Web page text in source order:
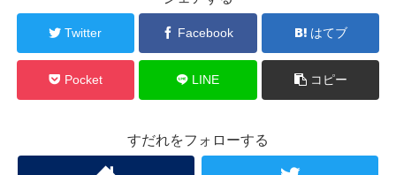
Twitter Facebook はてブ
Pocket LINE コピー
すだれをフォローする